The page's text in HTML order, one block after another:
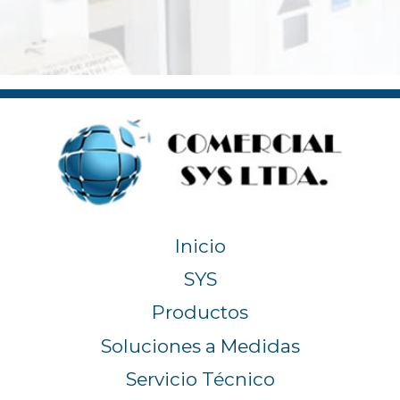
Inicio
SYS
Productos
Soluciones a Medidas
Servicio Técnico